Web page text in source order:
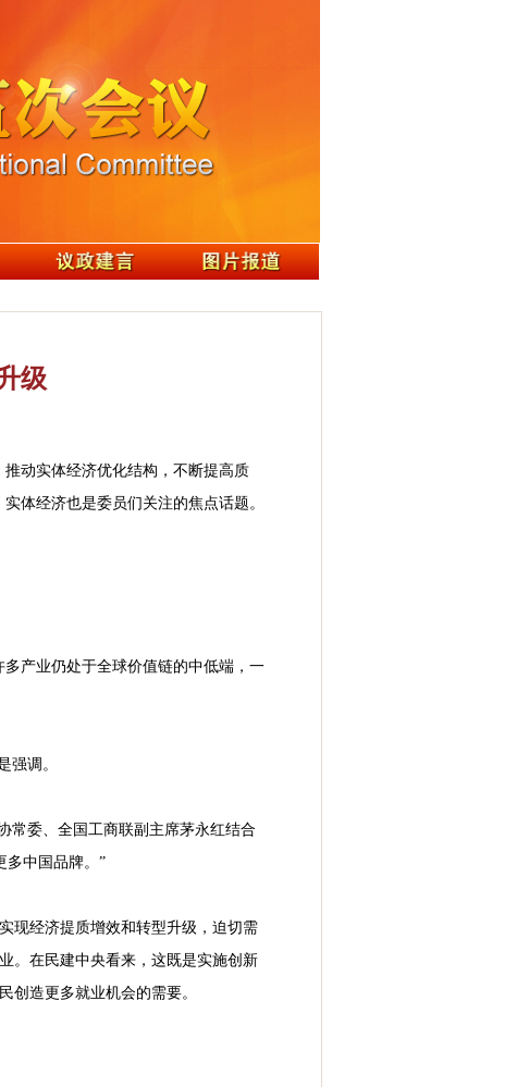
级
动实体经济优化结构，不断提高质
体经济也是委员们关注的焦点话题。
产业仍处于全球价值链的中低端，一
强调。
常委、全国工商联副主席茅永红结合
多中国品牌。”
现经济提质增效和转型升级，迫切需
。在民建中央看来，这既是实施创新
创造更多就业机会的需要。